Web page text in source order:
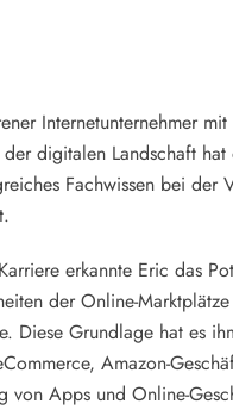
Internetunternehmer
der digitalen Landschaft
Fachwissen bei der
erkannte Eric das
der Online-
Diese Grundlage hat es
Amazon-
von Apps und Online-